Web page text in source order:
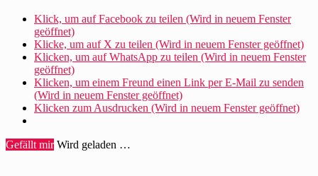
Parcours
„Ici-
même“
in
Marseille“
Klick, um auf Facebook zu teilen (Wird in neuem Fenster
geöffnet)
Klicke, um auf X zu teilen (Wird in neuem Fenster geöffnet)
Klicken, um auf WhatsApp zu teilen (Wird in neuem Fenster
geöffnet)
Klicken, um einem Freund einen Link per E-Mail zu senden
(Wird in neuem Fenster geöffnet)
Klicken zum Ausdrucken (Wird in neuem Fenster geöffnet)
Gefällt mir Wird geladen …